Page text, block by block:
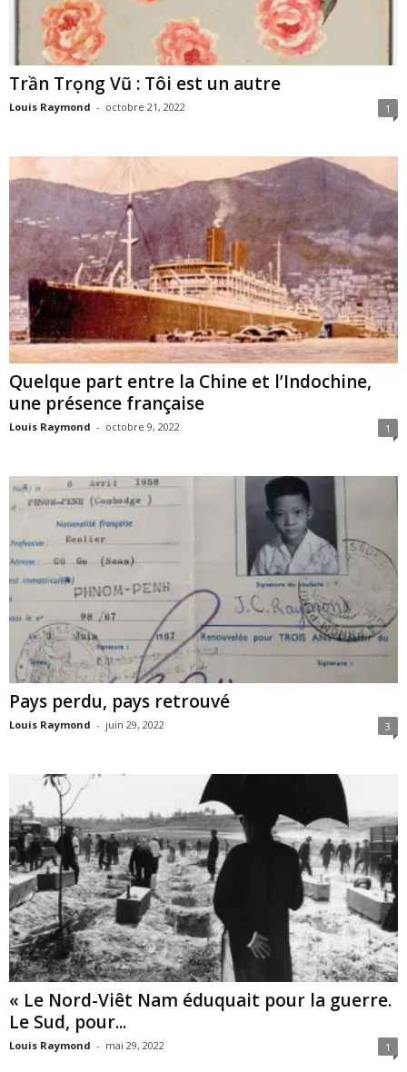
Trần Trọng Vũ : Tôi est un autre
Louis Raymond - octobre 21, 2022 1
Quelque part entre la Chine et l’Indochine,
une présence française
Louis Raymond - octobre 9, 2022 1
Pays perdu, pays retrouvé
Louis Raymond - juin 29, 2022 3
« Le Nord-Viêt Nam éduquait pour la guerre.
Le Sud, pour...
Louis Raymond - mai 29, 2022 1